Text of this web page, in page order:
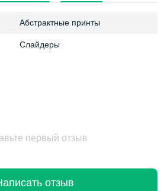
Абстрактные принты
Слайдеры
первый отзыв
отзыв